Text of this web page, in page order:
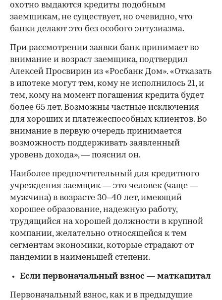
охотно выдаются кредиты подобным
заемщикам, не существует, но очевидно, что
банки делают это без особого энтузиазма.
При рассмотрении заявки банк принимает во
внимание и возраст заемщика, подтвердил
Алексей Просвирин из «Росбанк Дом». «Отказать
в ипотеке могут тем, кому не исполнилось 21, и
тем, кому на момент погашения кредита будет
более 65 лет. Возможны частные исключения
для хороших и платежеспособных клиентов. Во
внимание в первую очередь принимается
возможность поддерживать заявленный
уровень дохода», — пояснил он.
Наиболее предпочтительный для кредитного
учреждения заемщик — это человек (чаще —
мужчина) в возрасте 30–40 лет, имеющий
хорошее образование, надежную работу,
трудящийся на хорошей должности в крупной
компании, желательно относящейся к тем
сегментам экономики, которые страдают от
пандемии в наименьшей степени.
Если первоначальный взнос — маткапитал
Первоначальный взнос, как и в предыдущие